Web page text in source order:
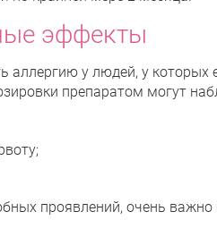
эффекты
у людей, у которых
препаратом могут
проявлений, очень